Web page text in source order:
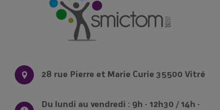
28 rue Pierre et Marie Curie 35500 Vitré
Du lundi au vendredi : 9h - 12h30 / 14h -